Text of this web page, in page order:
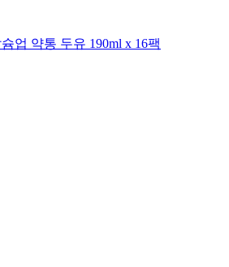
업 약통 두유 190ml x 16팩